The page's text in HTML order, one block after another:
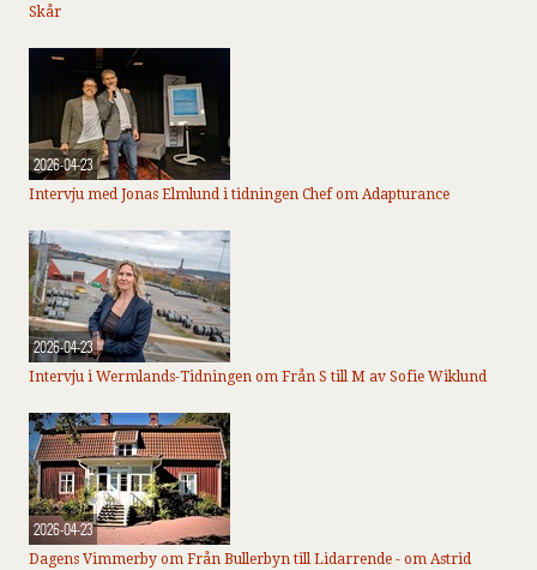
Skår
2026-04-23
Intervju med Jonas Elmlund i tidningen Chef om Adapturance
2026-04-23
Intervju i Wermlands-Tidningen om Från S till M av Sofie Wiklund
2026-04-23
Dagens Vimmerby om Från Bullerbyn till Lidarrende - om Astrid